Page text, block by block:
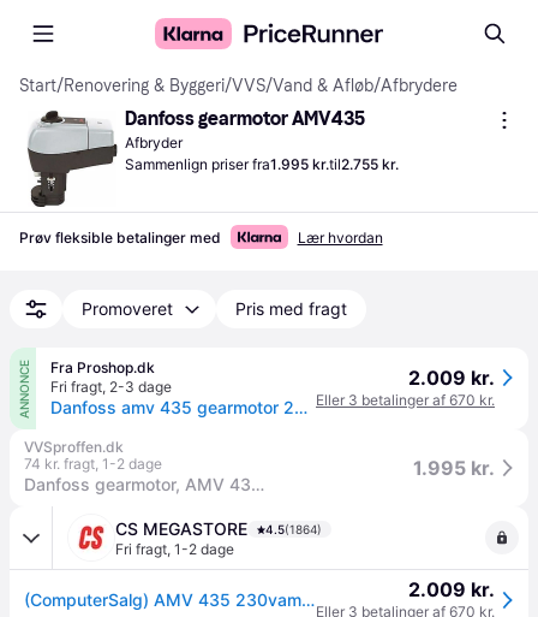
Start/Renovering & Byggeri/VVS/Vand & Afløb/Afbrydere
Danfoss gearmotor AMV435
Afbryder
Sammenlign priser fra1.995 kr.til2.755 kr.
Prøv fleksible betalinger med Lær hvordan
Promoveret Pris med fragt
ANNONCE
Fra Proshop.dk
Fri fragt, 2-3 dage
Danfoss amv 435 gearmotor 230v
2.009 kr.
Eller 3 betalinger af 670 kr.
VVSproffen.dk
74 kr. fragt, 1-2 dage
Danfoss gearmotor, AMV 435, 230 V.
1.995 kr.
CS MEGASTORE 4.5(1864)
Fri fragt, 1-2 dage
(ComputerSalg) AMV 435 230vamv 435 230v 7,5-15s/mm 20mm 400n actuator 2.009 kr.
Eller 3 betalinger af 670 kr.